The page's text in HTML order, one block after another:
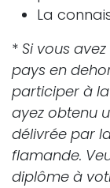
La
* Si vous
pays en
participer à
ayez obtenu
délivrée par
flamande.
diplôme à